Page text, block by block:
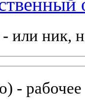
- или ник,
-